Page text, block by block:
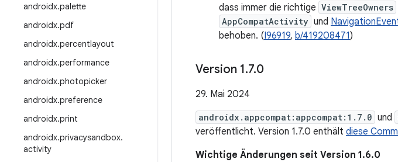
androidx.palette
androidx.pdf
androidx.percentlayout
androidx.performance
androidx.photopicker
androidx.preference
androidx.print
androidx.privacysandbox.
activity
dass immer die richtige ViewTreeOwners
AppCompatActivity und
behoben. (I96919, b/419208471)
Version 1.7.0
29. Mai 2024
androidx.appcompat:appcompat:1.7.0 und
veröffentlicht. Version 1.7.0 enthält diese
Wichtige Änderungen seit Version 1.6.0